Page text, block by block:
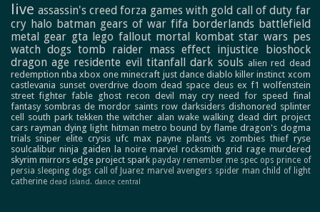
live assassin's creed forza games with gold call of duty far
cry halo batman gears of war fifa borderlands battlefield
metal gear gta lego fallout mortal kombat star wars pes
watch dogs tomb raider mass effect injustice bioshock
dragon age residente evil titanfall dark souls alien red dead
redemption nba xbox one minecraft just dance diablo killer instinct xcom
castlevania sunset overdrive doom dead space deus ex f1 wolfenstein
street fighter fable ghost recon devil may cry need for speed final
fantasy sombras de mordor saints row darksiders dishonored splinter
cell
south park tekken the witcher alan wake walking dead dirt project
cars rayman dying light hitman metro bound by flame dragon's dogma
trials sniper elite crysis ufc max payne plants vs zombies thief ryse
soulcalibur ninja gaiden la noire marvel rocksmith grid rage murdered
skyrim mirrors edge project spark payday remember me spec ops prince of
persia sleeping dogs call of Juarez marvel avengers spider man child of light
catherine dead island. dance central